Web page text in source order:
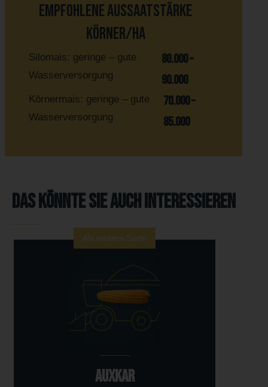
Empfohlene Aussaatstärke
Körner/ha
Silomais: geringe – gute
Wasserversorgung
80.000 –
90.000
Körnermais: geringe – gute
Wasserversorgung
70.000 –
85.000
Das könnte Sie auch interessieren
Als weitere Sorte
AUXKAR